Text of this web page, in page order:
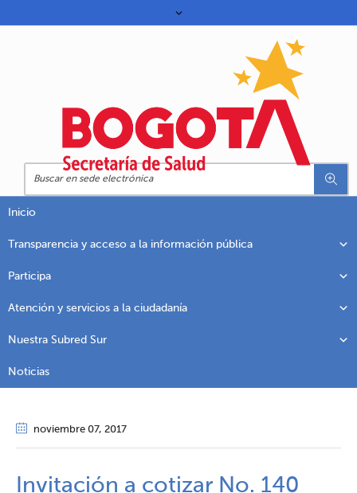
Inicio
Transparencia y acceso a la información pública
Participa
Atención y servicios a la ciudadanía
Nuestra Subred Sur
Noticias
noviembre 07, 2017
Invitación a cotizar No. 140